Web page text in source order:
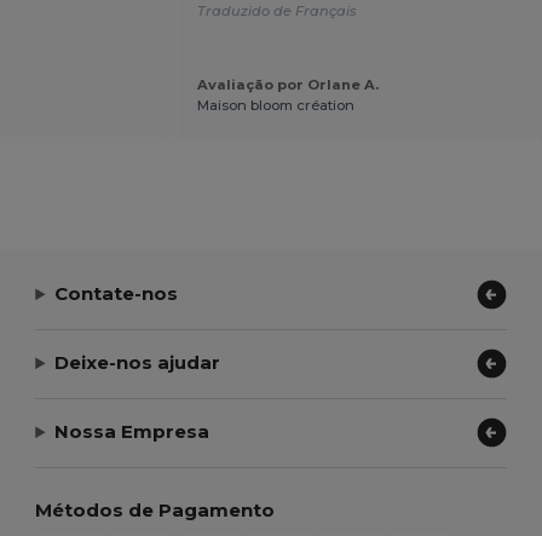
Traduzido de Français
Avaliação por Orlane A.
Maison bloom création
Contate-nos
Deixe-nos ajudar
Nossa Empresa
Métodos de Pagamento